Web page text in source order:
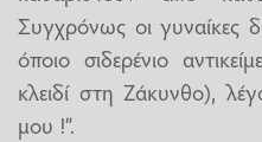
Συγχρόνως οι γυναίκες
όποιο σιδερένιο
κλειδί στη Ζάκυνθο),
μου !”.